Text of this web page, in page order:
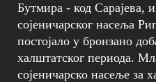
Бутмира - код Сарајева,
сојеничарског насеља
постојало у бронзано
халштатског периода.
сојеничарско насеље